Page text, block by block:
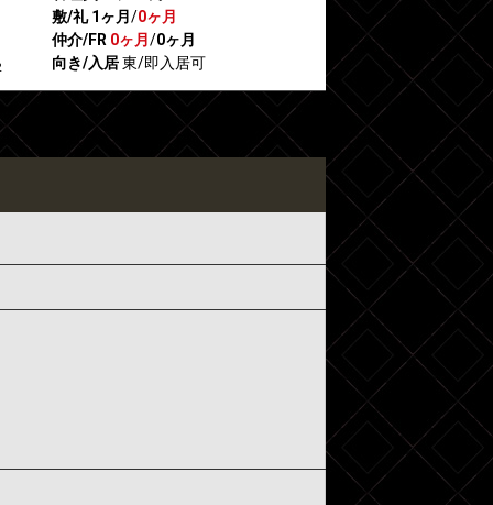
敷/礼 1ヶ月 /0ヶ月
仲介/FR 0ヶ月 /0ヶ月
向き/入居東/即入居可